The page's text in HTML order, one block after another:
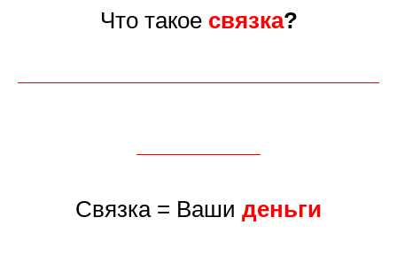
Что такое связка?
Связка = Ваши деньги